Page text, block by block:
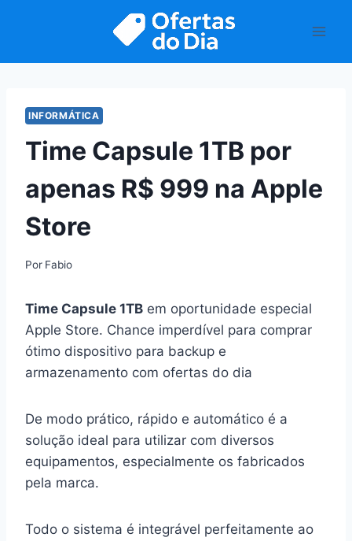
INFORMÁTICA
Time Capsule 1TB por
apenas R$ 999 na Apple
Store
Por Fabio
Time Capsule 1TB em oportunidade especial
Apple Store. Chance imperdível para comprar
ótimo dispositivo para backup e
armazenamento com ofertas do dia
De modo prático, rápido e automático é a
solução ideal para utilizar com diversos
equipamentos, especialmente os fabricados
pela marca.
Todo o sistema é integrável perfeitamente ao